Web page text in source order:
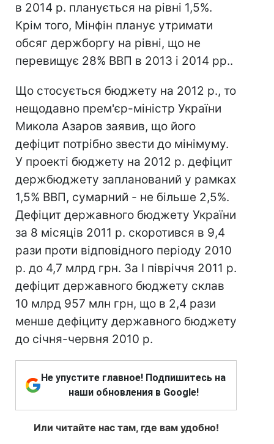
в 2014 р. планується на рівні 1,5%.
Крім того, Мінфін планує утримати
обсяг держборгу на рівні, що не
перевищує 28% ВВП в 2013 і 2014 рр..
Що стосується бюджету на 2012 р., то
нещодавно прем'єр-міністр України
Микола Азаров заявив, що його
дефіцит потрібно звести до мінімуму.
У проекті бюджету на 2012 р. дефіцит
держбюджету запланований у рамках
1,5% ВВП, сумарний - не більше 2,5%.
Дефіцит державного бюджету України
за 8 місяців 2011 р. скоротився в 9,4
рази проти відповідного періоду 2010
р. до 4,7 млрд грн. За I півріччя 2011 р.
дефіцит державного бюджету склав
10 млрд 957 млн ​​грн, що в 2,4 рази
менше дефіциту державного бюджету
до січня-червня 2010 р.
Не упустите главное! Подпишитесь на
наши обновления в Google!
Или читайте нас там, где вам удобно!